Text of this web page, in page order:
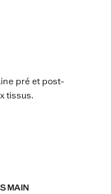
pré et post-
tissus.
MAIN